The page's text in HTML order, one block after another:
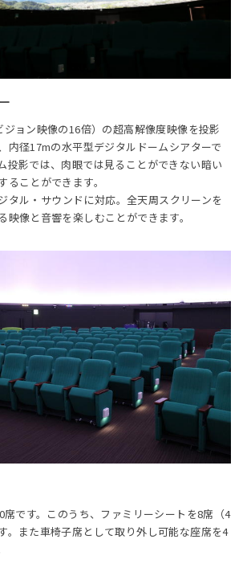
福井ダイジェスト ７～９月
井ダイジェスト ７～９月
灼熱の銀河鉄道（ギャラクシーレ
ー
ジョン映像の16倍）の超高解像度映像を投影
内径17mの水平型デジタルドームシアターで
投影では、肉眼では見ることができない暗い
ことができます。
タル・サウンドに対応。全天周スクリーンを
映像と音響を楽しむことができます。
席です。このうち、ファミリーシートを8席（4
。また車椅子席として取り外し可能な座席を4